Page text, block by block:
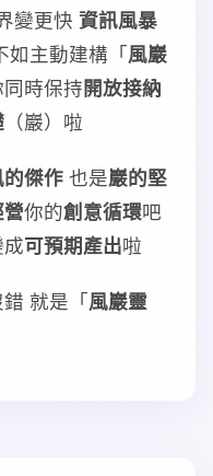
變更快 資訊風暴
如主動建構「風巖
時保持開放接納
（巖）啦
的傑作 也是巖的堅
你的創意循環吧
可預期產出啦
就是「風巖靈